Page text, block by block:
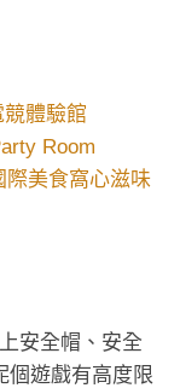
體驗館
Room
際美食窩心滋味
安全帽、安全
個遊戲有高度限